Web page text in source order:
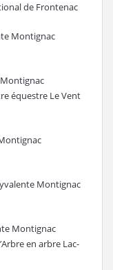
de Frontenac
Montignac
équestre Le Vent
Montignac
Montignac
en arbre Lac-